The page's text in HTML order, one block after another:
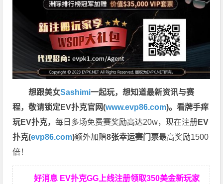
想跟美女Sashimi一起玩，想知道最新资讯与赛
程，敬请锁定EV扑克官网(www.evp86.com)。看牌手痒
玩EV扑克，每日多场免费赛奖励高达20w，现在注册EV
扑克(evp86.com)额外加赠8张幸运赛门票最高奖励1500
倍！
好消息 EV扑克GG上线注册领取350美金新玩家